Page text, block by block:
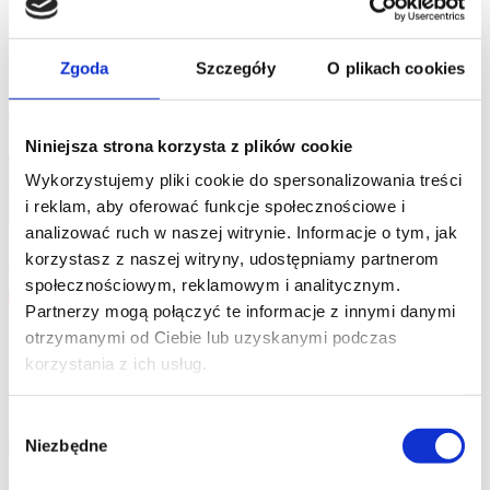
Zgoda Szczegóły O plikach cookies
Niniejsza strona korzysta z plików cookie
Wykorzystujemy pliki cookie do spersonalizowania treści
i reklam, aby oferować funkcje społecznościowe i
analizować ruch w naszej witrynie. Informacje o tym, jak
korzystasz z naszej witryny, udostępniamy partnerom
społecznościowym, reklamowym i analitycznym.
Partnerzy mogą połączyć te informacje z innymi danymi
otrzymanymi od Ciebie lub uzyskanymi podczas
korzystania z ich usług.
zgody
Niezbędne
Średnio zaawansowane
2 grudnia 2025 Ostatnio zaktualizowano
Enrollment validity: 365 days
Hej! Witaj z powrotem!
Nie wylogowuj mnie
Nie pamiętasz hasła?
Zaloguj się
Nie masz jeszcze konta?Zarejestruj się
KURS STWORZONY PRZEZ